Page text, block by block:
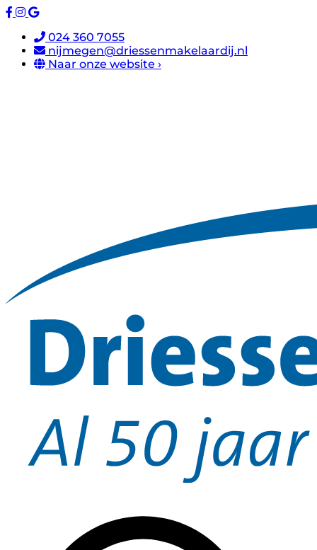
024 360 7055
nijmegen@driessenmakelaardij.nl
Naar onze website ›